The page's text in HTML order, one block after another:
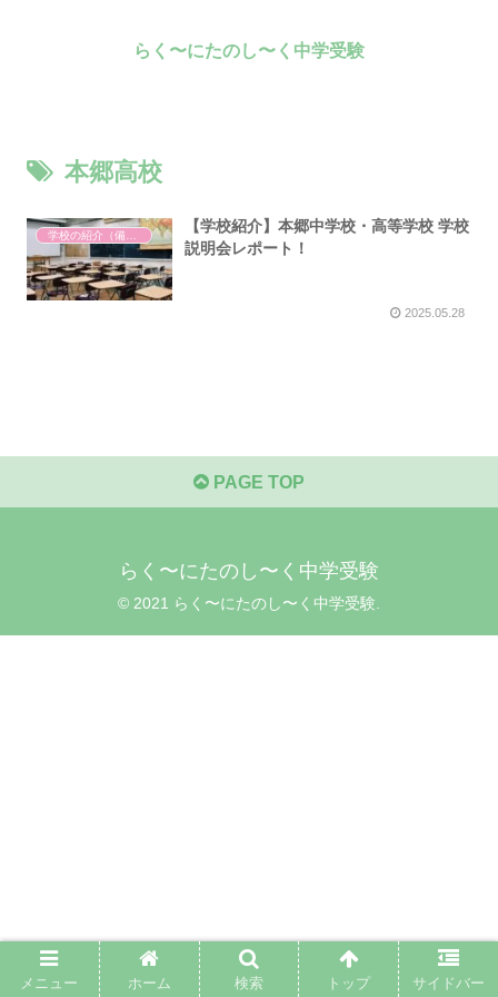
らく〜にたのし〜く中学受験
本郷高校
【学校紹介】本郷中学校・高等学校 学校
説明会レポート！
2025.05.28
PAGE TOP
らく〜にたのし〜く中学受験
© 2021 らく〜にたのし〜く中学受験.
メニュー ホーム 検索 トップ サイドバー